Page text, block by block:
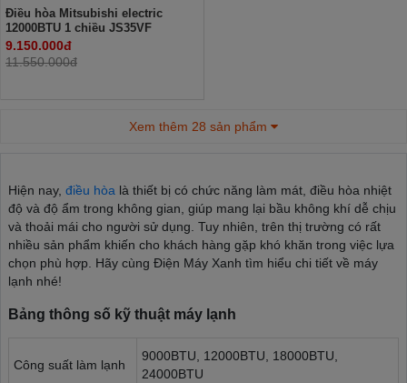
Điều hòa Mitsubishi electric
12000BTU 1 chiều JS35VF
9.150.000đ
11.550.000đ
Xem thêm 28 sản phẩm
Hiện nay, điều hòa là thiết bị có chức năng làm mát, điều hòa nhiệt
độ và độ ẩm trong không gian, giúp mang lại bầu không khí dễ chịu
và thoải mái cho người sử dụng. Tuy nhiên, trên thị trường có rất
nhiều sản phẩm khiến cho khách hàng gặp khó khăn trong việc lựa
chọn phù hợp. Hãy cùng Điện Máy Xanh tìm hiểu chi tiết về máy
lạnh nhé!
Bảng thông số kỹ thuật máy lạnh
Công suất làm lạnh
9000BTU, 12000BTU, 18000BTU,
24000BTU